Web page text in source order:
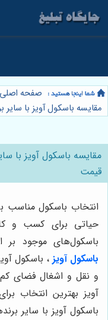
صفحه اصلی
مقایسه باسکول آویز با
مقایسه باسکول آویز با
قیمت
انتخاب باسکول مناسب
حیاتی برای کسب و
باسکول‌های موجود
باسکول آویز ، باسکول
و نقل و اشغال فضای کم،
آویز بهترین انتخاب
باسکول آویز با سایر